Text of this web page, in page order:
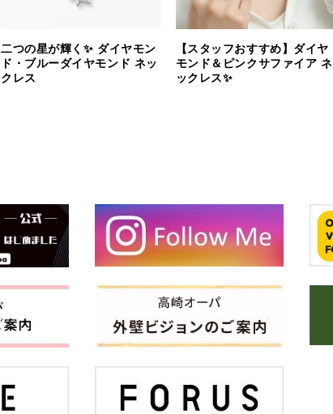
二つの星が輝く✨ ダイヤモン
ド・ブルーダイヤモンド ネッ
クレス
【スタッフおすすめ】ダイヤ
モンド＆ピンクサファイア ネ
ックレス✨